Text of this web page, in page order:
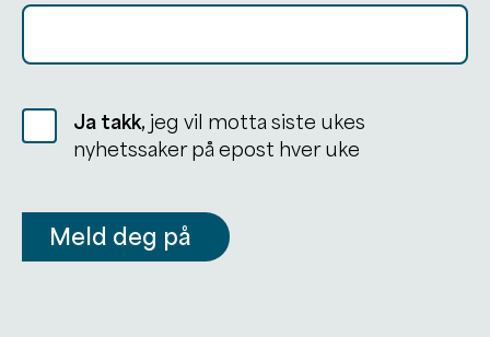
Ja takk, jeg vil motta siste ukes
nyhetssaker på epost hver uke
Meld deg på